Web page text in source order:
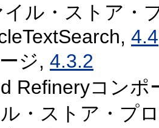
イル・ストア・
4.4
ジ, 4.3.2
Refineryコン
・ストア・プ